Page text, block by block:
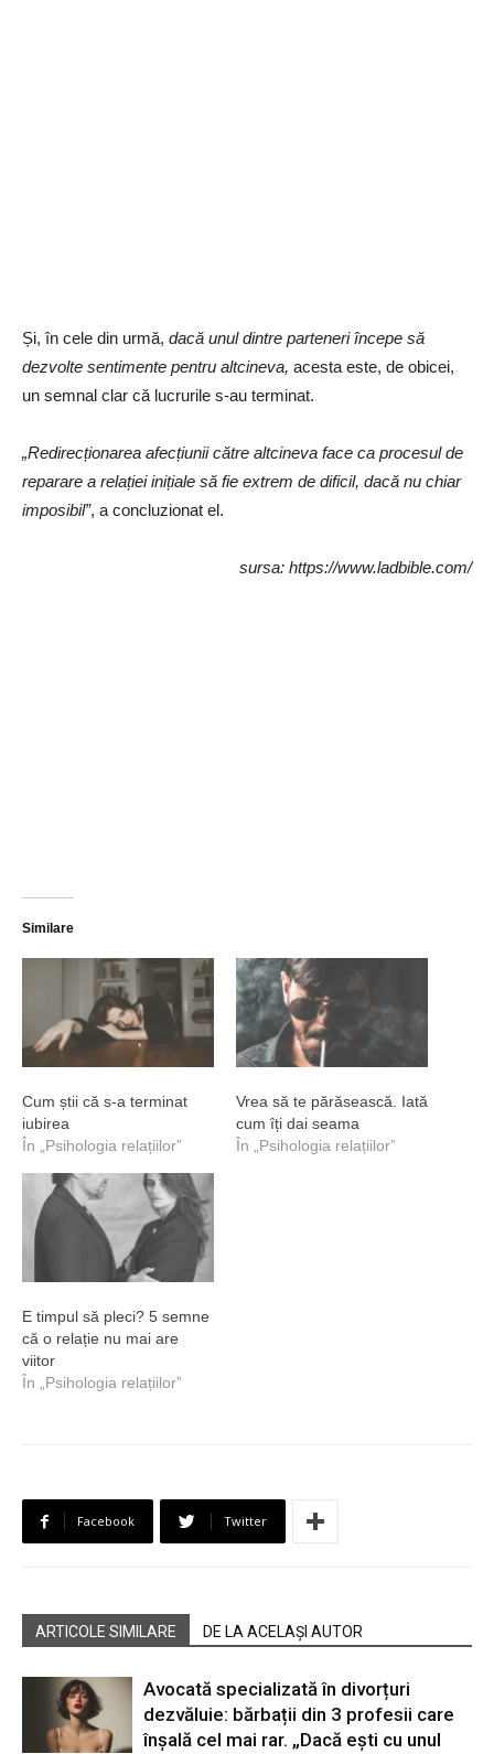
Și, în cele din urmă, dacă unul dintre parteneri începe să
dezvolte sentimente pentru altcineva, acesta este, de obicei,
un semnal clar că lucrurile s-au terminat.
„Redirecționarea afecțiunii către altcineva face ca procesul de
reparare a relației inițiale să fie extrem de dificil, dacă nu chiar
imposibil”, a concluzionat el.
sursa: https://www.ladbible.com/
Similare
Cum știi că s-a terminat
iubirea
În „Psihologia relațiilor”
Vrea să te părăsească. Iată
cum îți dai seama
În „Psihologia relațiilor”
E timpul să pleci? 5 semne
că o relație nu mai are
viitor
În „Psihologia relațiilor”
Facebook Twitter
ARTICOLE SIMILARE DE LA ACELAȘI AUTOR
Avocată specializată în divorțuri
dezvăluie: bărbații din 3 profesii care
înșală cel mai rar. „Dacă ești cu unul